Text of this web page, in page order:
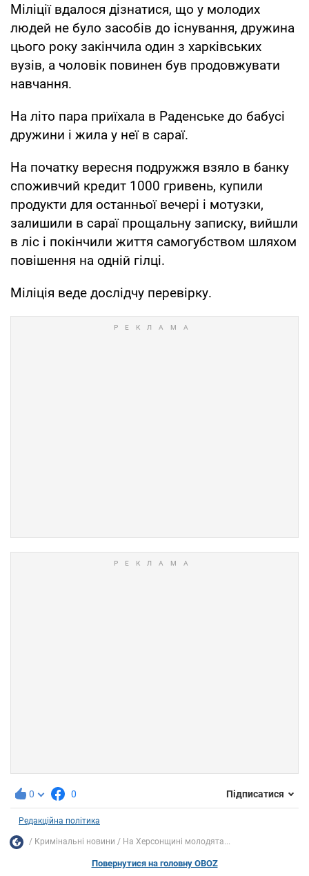
Міліції вдалося дізнатися, що у молодих
людей не було засобів до існування, дружина
цього року закінчила один з харківських
вузів, а чоловік повинен був продовжувати
навчання.
На літо пара приїхала в Раденське до бабусі
дружини і жила у неї в сараї.
На початку вересня подружжя взяло в банку
споживчий кредит 1000 гривень, купили
продукти для останньої вечері і мотузки,
залишили в сараї прощальну записку, вийшли
в ліс і покінчили життя самогубством шляхом
повішення на одній гілці.
Міліція веде дослідчу перевірку.
0 0 Підписатися
Редакційна політика
Кримінальні новини На Херсонщині молодята...
Повернутися на головну OBOZ